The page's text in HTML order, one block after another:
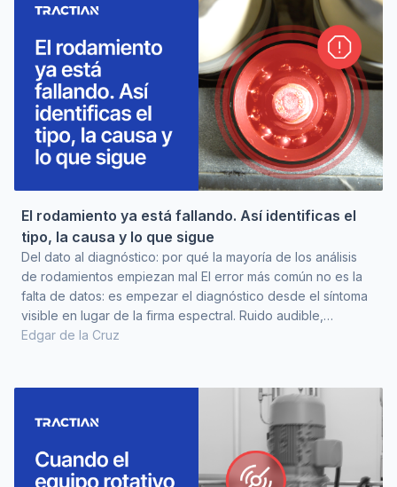
apenas avanzaba. El programa estaba instalado en el
El rodamiento ya está fallando. Así identificas el
tipo, la causa y lo que sigue
Del dato al diagnóstico: por qué la mayoría de los análisis
de rodamientos empiezan mal El error más común no es la
falta de datos: es empezar el diagnóstico desde el síntoma
visible en lugar de la firma espectral. Ruido audible,
temperatura elevada o vibración global alta son puntos de
avanzada. El margen de decisión se reduce y lo que pudo
ser un reemplazo programado se convierte e
Edgar de la Cruz